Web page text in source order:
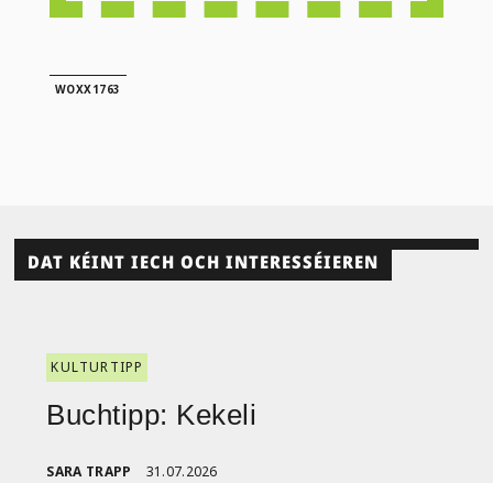
WOXX1763
DAT KÉINT IECH OCH INTERESSÉIEREN
KULTURTIPP
Buchtipp: Kekeli
SARA TRAPP 31.07.2026